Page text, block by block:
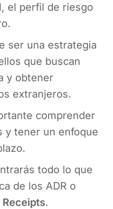
el perfil de riesgo
ser una estrategia
que buscan
y obtener
extranjeros.
comprender
y tener un enfoque
todo lo que
de los ADR o
.